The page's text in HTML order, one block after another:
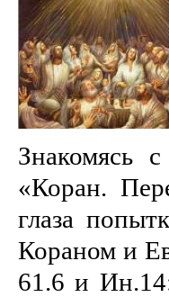
Знакомясь
«Коран.
глаза
Кораном и
61.6 и